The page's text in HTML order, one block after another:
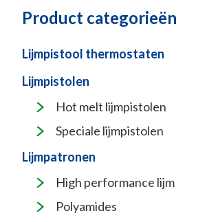
Product categorieën
Lijmpistool thermostaten
Lijmpistolen
Hot melt lijmpistolen
Speciale lijmpistolen
Lijmpatronen
High performance lijm
Polyamides